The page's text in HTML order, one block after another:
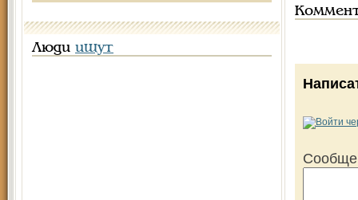
Люди ищут